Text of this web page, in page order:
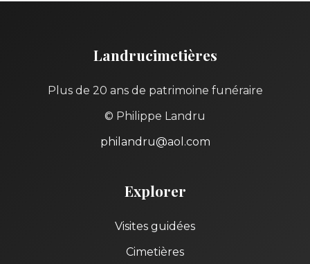
Landrucimetières
Plus de 20 ans de patrimoine funéraire
© Philippe Landru
philandru@aol.com
Explorer
Visites guidées
Cimetières